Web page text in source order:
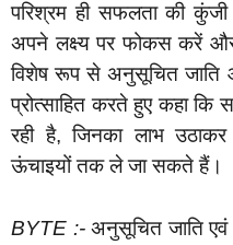
परिश्रम ही सफलता की
अपने लक्ष्य पर फोकस करें और
विशेष रूप से अनुसूचित जाति
प्रोत्साहित करते हुए कहा
रही है, जिनका लाभ
ऊंचाइयों तक ले जा सकते हैं।
BYTE :-अनुसूचित जाति एवं